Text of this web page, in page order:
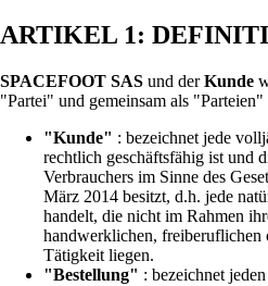
ARTIKEL 1:
SPACEFOOT SAS und derKunde
"Partei" und gemeinsam als "Parteien"
"Kunde" : bezeichnet jede
rechtlich geschäftsfähig ist und
Verbrauchers im Sinne des
März 2014 besitzt, d.h. jede
handelt, die nicht im Rahmen
handwerklichen, freiberuflichen
Tätigkeit liegen.
"Bestellung" : bezeichnet